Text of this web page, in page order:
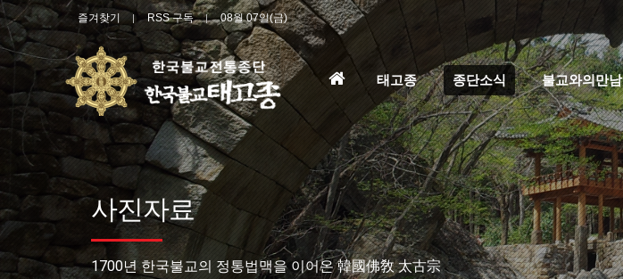
즐겨찾기 RSS 구독 08월 07일(금)
홈
태고종 종단소식 불교와의만남
사진자료
1700년 한국불교의 정통법맥을 이어온 韓國佛敎 太古宗